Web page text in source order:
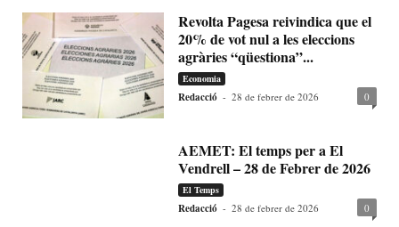
Revolta Pagesa reivindica que el
20% de vot nul a les eleccions
agràries “qüestiona”...
Economia
Redacció - 28 de febrer de 2026 0
AEMET: El temps per a El
Vendrell – 28 de Febrer de 2026
El Temps
Redacció - 28 de febrer de 2026 0